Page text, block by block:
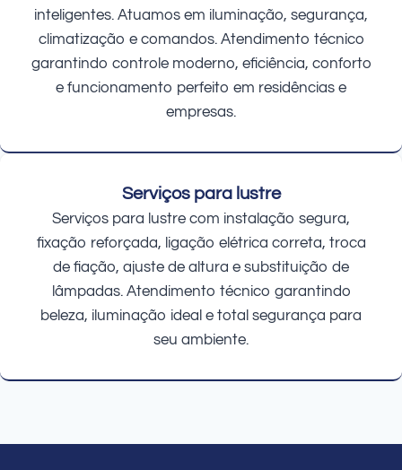
inteligentes. Atuamos em iluminação, segurança,
climatização e comandos. Atendimento técnico
garantindo controle moderno, eficiência, conforto
e funcionamento perfeito em residências e
empresas.
Serviços para lustre
Serviços para lustre com instalação segura,
fixação reforçada, ligação elétrica correta, troca
de fiação, ajuste de altura e substituição de
lâmpadas. Atendimento técnico garantindo
beleza, iluminação ideal e total segurança para
seu ambiente.